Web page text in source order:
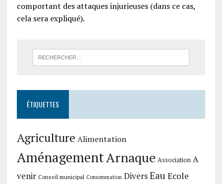
comportant des attaques injurieuses (dans ce cas,
cela sera expliqué).
ÉTIQUETTES
Agriculture Alimentation
AménagementArnaque Association A
venir Conseil municipal Consommation DiversEau Ecole